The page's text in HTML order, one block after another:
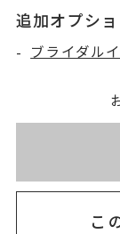
追加オプシ
- ブライダル
こ